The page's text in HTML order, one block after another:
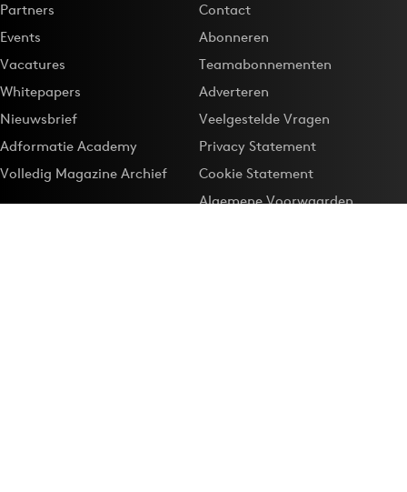
Partners
Events
Vacatures
Whitepapers
Nieuwsbrief
Adformatie Academy
Volledig Magazine Archief
Contact
Abonneren
Teamabonnementen
Adverteren
Veelgestelde Vragen
Privacy Statement
Cookie Statement
Algemene Voorwaarden